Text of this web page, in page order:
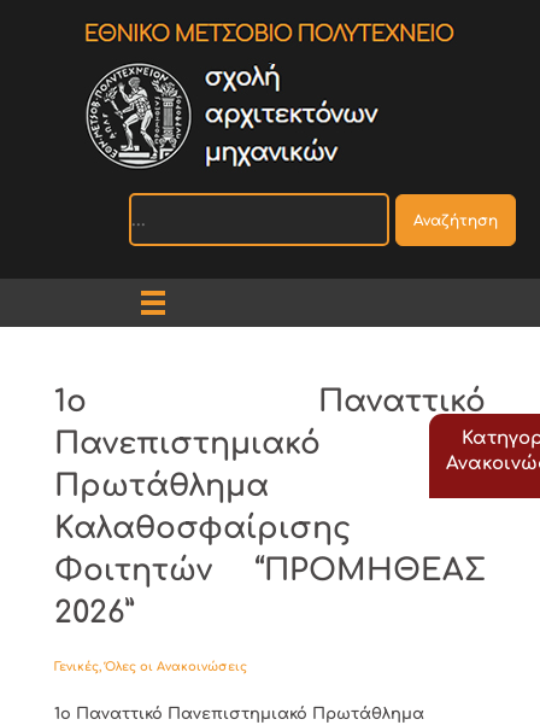
Αναζήτηση
1ο Παναττικό
Πανεπιστημιακό
Πρωτάθλημα
Καλαθοσφαίρισης
Φοιτητών “ΠΡΟΜΗΘΕΑΣ
2026”
Γενικές,Όλες οι Ανακοινώσεις
1ο Παναττικό Πανεπιστημιακό Πρωτάθλημα